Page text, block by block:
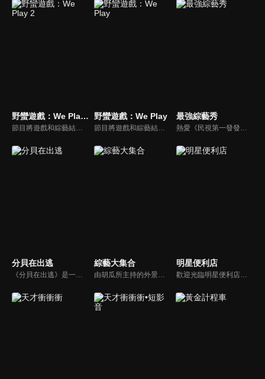
野蠻遊戲：We Play 2
節目將遊戲和綜藝結合在一起的新概念真人秀節目，成員們將進行無法預測的遊戲內容，提供多樣、新鮮的節目環節為看點，主持與來賓將在虛擬世界中，展開大規模遊戲的動作冒險。
野蠻遊戲：We Play
節目將遊戲和綜藝結合在一起的新概念真人秀節目，成員們將進行無法預測的遊戲內容，提供多樣、新鮮的節目環節為看點，主持與來賓將在虛擬世界中，展開大規模遊戲的動作冒險。
最強綜藝秀
熱愛《民視第一發發發》的忠實觀眾，一定要看！喜歡五花八門達人秀的網友，非追不可！愛看明星挑戰各種才藝表演的鐵粉，絕不能錯過！什麼都有，什麼都秀，請看《最強綜藝秀》！
分貝在出逃
《分貝在出逃》是一檔新戶外音樂治癒綜藝，蘇醒、張遠等5位彼此相熟的嘉賓一起去戶外露營，在7天之內上演分貝出逃之旅，通過遊戲互動贏取「分貝值」來解鎖3場音樂會的舉辦權。節目集音樂元素、旅途元素和真人秀元素為一體，傳播音樂和友情的正能量。
綜藝大集合
由胡瓜所主持的外景綜藝節目，秉持著「幸福好運到，獎金送夠夠」的精神，和眾多藝人與鄉親同樂玩遊戲拿獎金，介紹各地的人文、美食、特產等，提供豐富多元的內容，不間斷的笑料，讓您忘卻一切煩惱、開懷大笑。
明星便利店
歡迎光臨明星便利店！你覺得便利店裡面有什麼？關東煮？茶葉蛋？還是讓你尖叫的大明星？一家擁有明星的便利店，到底有多稀奇，你會不會想要光臨呢？